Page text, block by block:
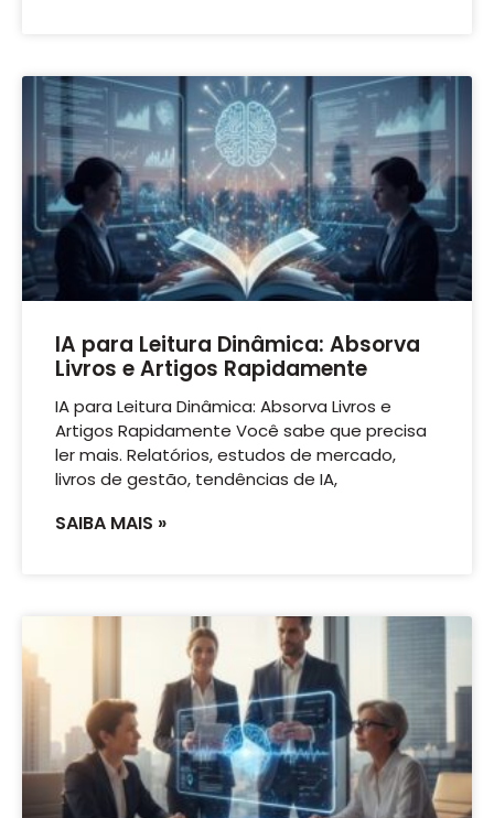
IA para Leitura Dinâmica: Absorva
Livros e Artigos Rapidamente
IA para Leitura Dinâmica: Absorva Livros e
Artigos Rapidamente Você sabe que precisa
ler mais. Relatórios, estudos de mercado,
livros de gestão, tendências de IA,
SAIBA MAIS »